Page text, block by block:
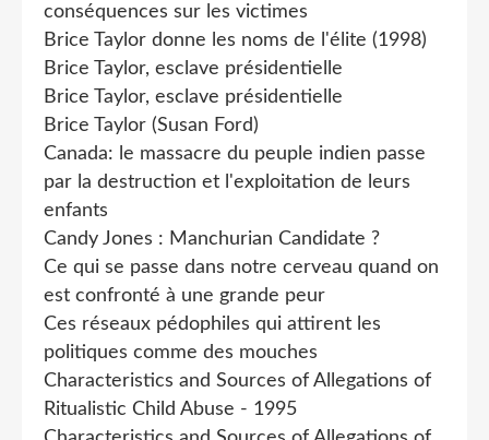
conséquences sur les victimes
Brice Taylor donne les noms de l'élite (1998)
Brice Taylor, esclave présidentielle
Brice Taylor, esclave présidentielle
Brice Taylor (Susan Ford)
Canada: le massacre du peuple indien passe
par la destruction et l'exploitation de leurs
enfants
Candy Jones : Manchurian Candidate ?
Ce qui se passe dans notre cerveau quand on
est confronté à une grande peur
Ces réseaux pédophiles qui attirent les
politiques comme des mouches
Characteristics and Sources of Allegations of
Ritualistic Child Abuse - 1995